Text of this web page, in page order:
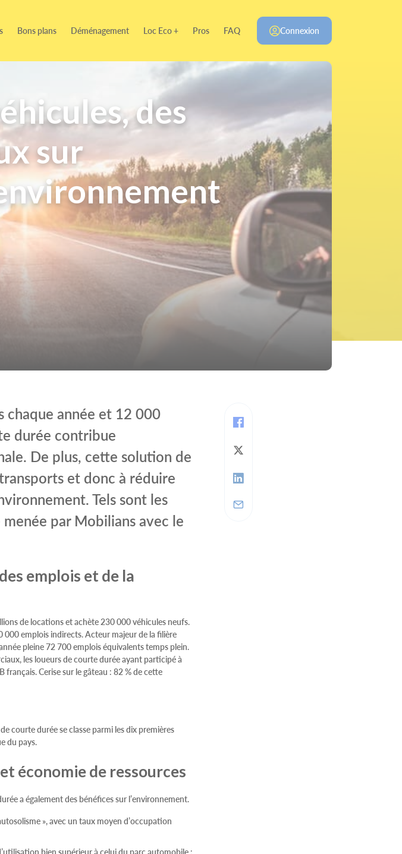
Bons plans Déménagement Loc Eco + Pros FAQ Connexion
des
sur
chaque année et 12 000
durée contribue
De plus, cette solution de
et donc à réduire
Tels sont les
par Mobilians avec le
emplois et de la
de locations et achète 230 000 véhicules neufs.
emplois indirects. Acteur majeur de la filière
pleine 72 700 emplois équivalents temps plein.
les loueurs de courte durée ayant participé à
français. Cerise sur le gâteau : 82 % de cette
courte durée se classe parmi les dix premières
du pays.
économie de ressources
a également des bénéfices sur l’environnement.
», avec un taux moyen d’occupation
bien supérieur à celui du parc automobile :